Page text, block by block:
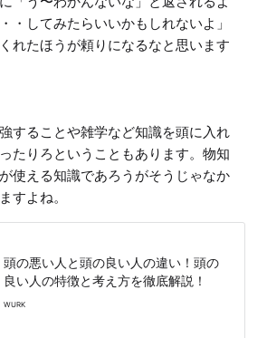
・してみたらいいかもしれないよ」
れたほうが頼りになるなと思います
することや雑学など知識を頭に入れ
たりろということもあります。物知
使える知識であろうがそうじゃなか
すよね。
頭の悪い人と頭の良い人の違い！頭の
良い人の特徴と考え方を徹底解説！
WURK